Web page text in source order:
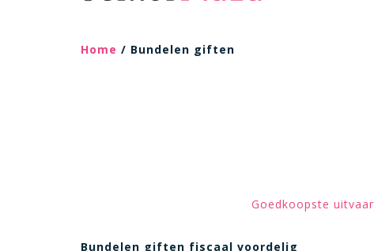
Home / Bundelen giften
Goedkoopste
Bundelen giften fiscaal voordelig